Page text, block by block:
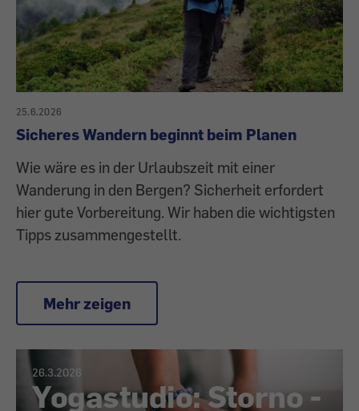
25.6.2026
Sicheres Wandern beginnt beim Planen
Wie wäre es in der Urlaubszeit mit einer
Wanderung in den Bergen? Sicherheit erfordert
hier gute Vorbereitung. Wir haben die wichtigsten
Tipps zusammengestellt.
Mehr zeigen
26.3.2026
Yogastudio: Storno -